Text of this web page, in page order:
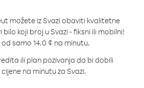
možete iz Svazi obaviti kvalitetne
bilo koji broj u Svazi - fiksni ili mobilni!
samo 14.0 ¢ na minutu.
ili plan pozivanja da bi dobili
na minutu za Svazi.